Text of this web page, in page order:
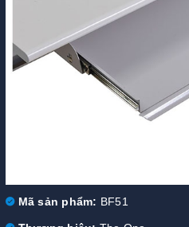
Mã sản phẩm: BF51